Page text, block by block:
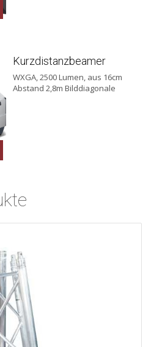
Kurzdistanzbeamer
WXGA, 2500 Lumen, aus 16cm
Abstand 2,8m Bilddiagonale